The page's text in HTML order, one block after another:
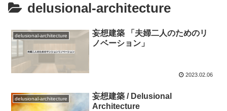
delusional-architecture
delusional-architecture
妄想建築 「夫婦二人のためのリ
ノベーション」
2023.02.06
delusional-architecture
妄想建築 / Delusional
Architecture